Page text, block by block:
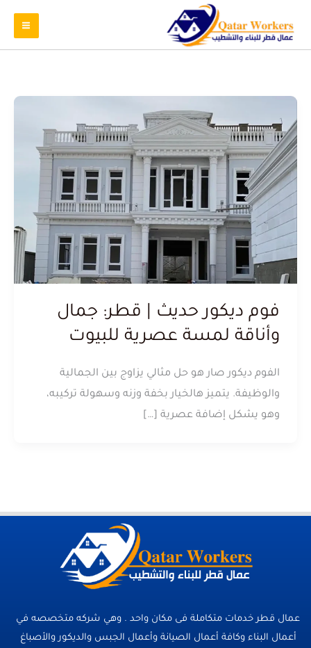
فوم ديكور حديث | قطر: جمال
وأناقة لمسة عصرية للبيوت
الفوم ديكور صار هو حل مثالي يزاوج بين الجمالية
والوظيفة. يتميز هالخيار بخفة وزنه وسهولة تركيبه،
وهو يشكل إضافة عصرية […]
عمال قطر خدمات متكاملة فى مكان واحد . وهي شركه متخصصه في
أعمال البناء وكافة أعمال الصيانة وأعمال الجبس والديكور والأصباغ